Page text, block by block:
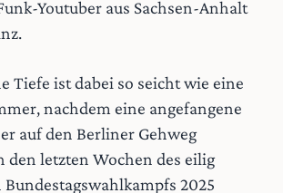
Youtuber aus Sachsen-Anhalt
Tiefe ist dabei so seicht wie eine
nachdem eine angefangene
auf den Berliner Gehweg
den letzten Wochen des eilig
2025